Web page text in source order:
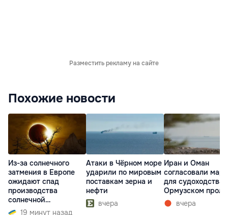
Разместить рекламу на сайте
Похожие новости
Из-за солнечного
затмения в Европе
ожидают спад
производства
солнечной
электроэнергии
19 минут назад
Атаки в Чёрном море
ударили по мировым
поставкам зерна и
нефти
вчера
Иран и Оман
согласовали
для судоходства
Ормузском
вчера